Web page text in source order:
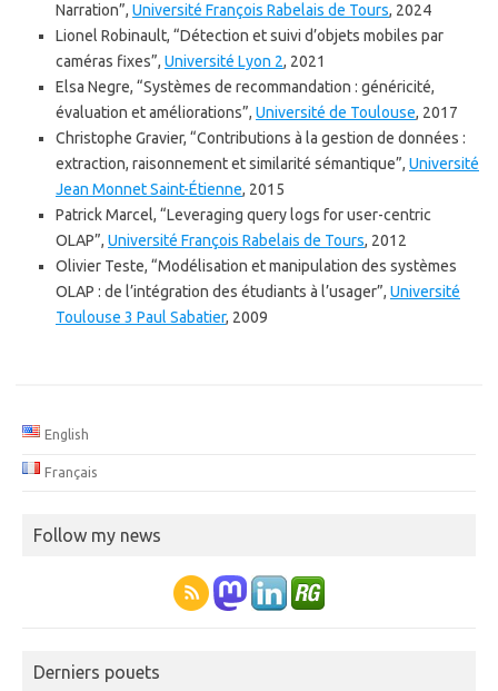
Narration”, Université François Rabelais de Tours, 2024
Lionel Robinault, “Détection et suivi d’objets mobiles par
caméras fixes”, Université Lyon 2, 2021
Elsa Negre, “Systèmes de recommandation : généricité,
évaluation et améliorations”, Université de Toulouse, 2017
Christophe Gravier, “Contributions à la gestion de données :
extraction, raisonnement et similarité sémantique”, Université
Jean Monnet Saint-Étienne, 2015
Patrick Marcel, “Leveraging query logs for user-centric
OLAP”, Université François Rabelais de Tours, 2012
Olivier Teste, “Modélisation et manipulation des systèmes
OLAP : de l’intégration des étudiants à l’usager”, Université
Toulouse 3 Paul Sabatier, 2009
English
Français
Follow my news
Derniers pouets